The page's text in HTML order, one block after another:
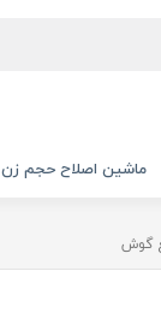
ماشین اصلاح حجم زن
گوش